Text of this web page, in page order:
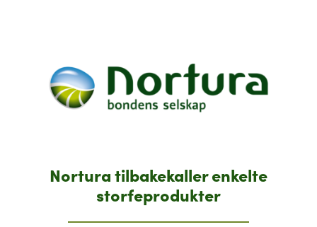
Nortura tilbakekaller enkelte
storfeprodukter